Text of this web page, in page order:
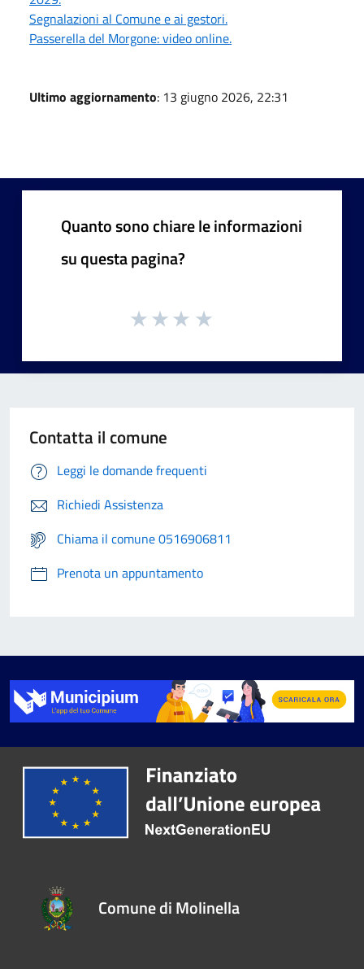
Segnalazioni al Comune e ai gestori.
Passerella del Morgone: video online.
Ultimo aggiornamento: 13 giugno 2026, 22:31
Quanto sono chiare le informazioni
su questa pagina?
Contatta il comune
Leggi le domande frequenti
Richiedi Assistenza
Chiama il comune 0516906811
Prenota un appuntamento
Comune di Molinella